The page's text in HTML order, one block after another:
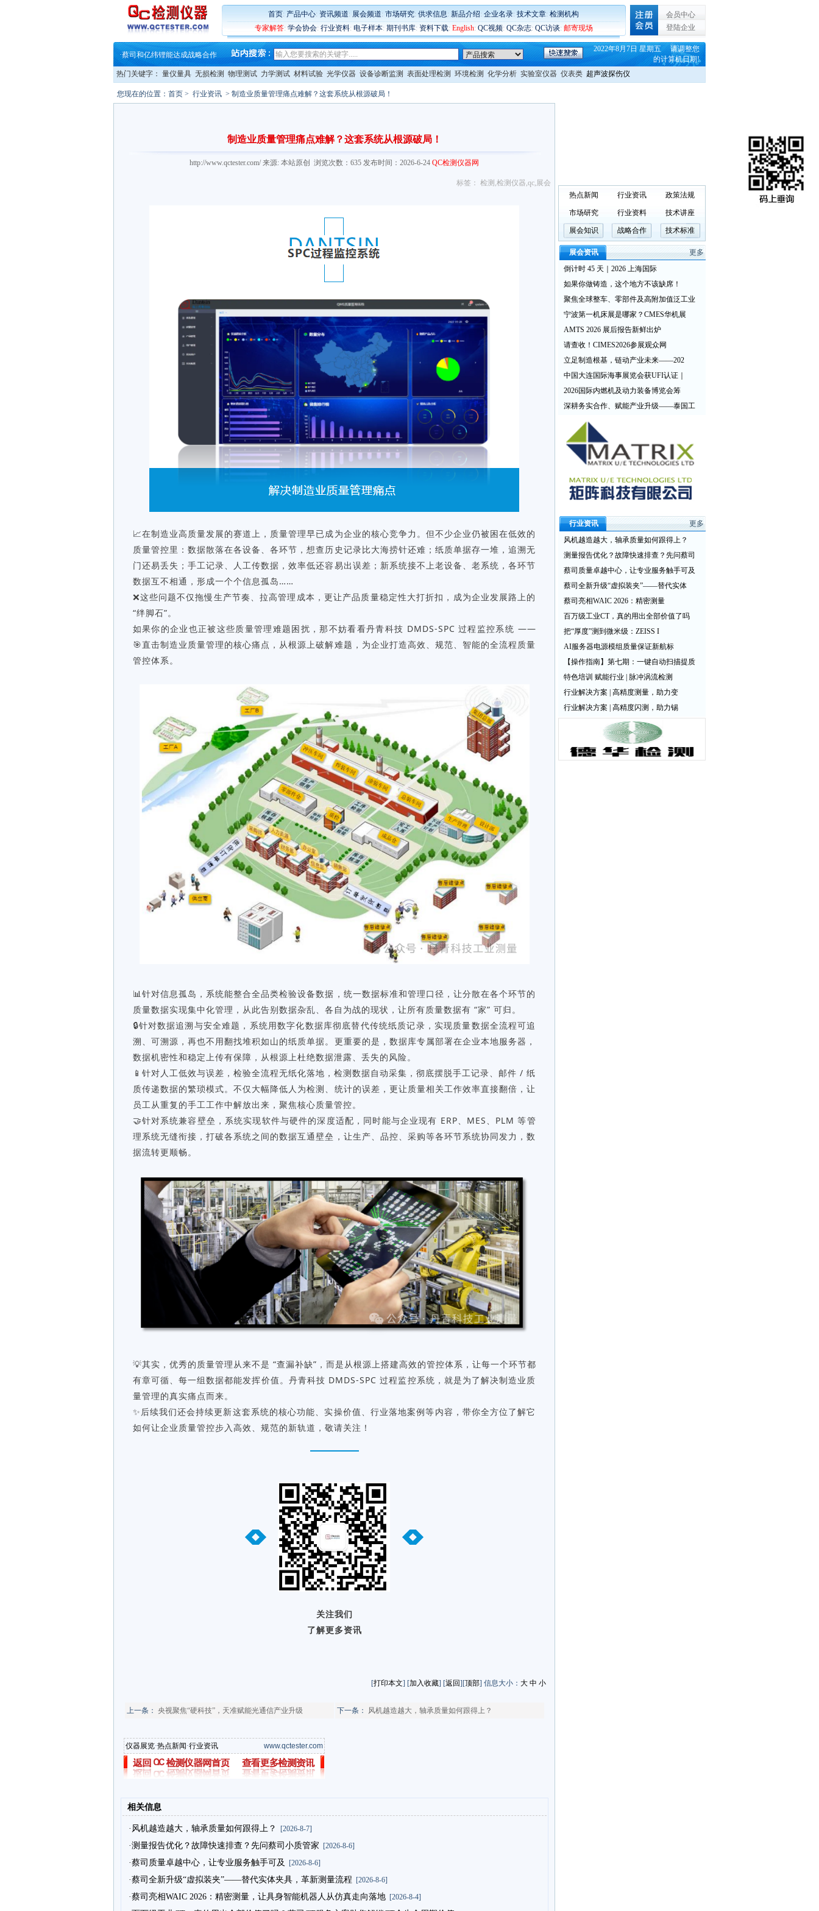
首页: 产品中心: 资讯频道: 展会频道: 市场研究: 供求信息: 新品介绍: 企业名录: 技术文章: 检测机构
专家解答: 学会协会: 行业资料: 电子样本: 期刊书库: 资料下载: English: QC视频: QC杂志: QC访谈: 邮寄现场
会员中心
登陆企业
铸就AI服务器质量动脉 – 高
铸就AI服务器质量动脉 – 高
ZEISS BOSELLO ADR 让内部缺
·蔡司和亿纬锂能达成战略合作
·大牌云集 买家升级 ——26
·蔡司软件 | 高效变形分析能
·铸就AI服务器质量动脉 – 高
· 铸就AI服务器质量动脉 – 高
·ZEISS BOSELLO ADR 让内部缺
2022年8月7日 星期五 请调整您
的计算机日期!
热门关键字： 量仪量具 无损检测 物理测试 力学测试 材料试验 光学仪器 设备诊断监测 表面处理检测 环境检测 化学分析 实验室仪器 仪表类 超声波探伤仪
您现在的位置： 首页 > 行业资讯 > 制造业质量管理痛点难解？这套系统从根源破局！
制造业质量管理痛点难解？这套系统从根源破局！
http://www.qctester.com/ 来源: 本站原创 浏览次数：635 发布时间：2026-6-24 QC检测仪器网
标签： 检测 ,检测仪器,qc,展会
📈在制造业高质量发展的赛道上，质量管理早已成为企业的核心竞争力。但不少企业仍被困在低效的
质量管控里：数据散落在各设备、各环节，想查历史记录比大海捞针还难；纸质单据存一堆，追溯无
门还易丢失；手工记录、人工传数据，效率低还容易出误差；新系统接不上老设备、老系统，各环节
数据互不相通，形成一个个信息孤岛……
❌这些问题不仅拖慢生产节奏、拉高管理成本，更让产品质量稳定性大打折扣，成为企业发展路上的
“绊脚石”。
如果你的企业也正被这些质量管理难题困扰，那不妨看看丹青科技 DMDS-SPC 过程监控系统 ——
🎯直击制造业质量管理的核心痛点，从根源上破解难题，为企业打造高效、规范、智能的全流程质量
管控体系。
📊针对信息孤岛，系统能整合全品类检验设备数据，统一数据标准和管理口径，让分散在各个环节的
质量数据实现集中化管理，从此告别数据杂乱、各自为战的现状，让所有质量数据有 “家” 可归。
🔒针对数据追溯与安全难题，系统用数字化数据库彻底替代传统纸质记录，实现质量数据全流程可追
溯、可溯源，再也不用翻找堆积如山的纸质单据。更重要的是，数据库专属部署在企业本地服务器，
数据机密性和稳定上传有保障，从根源上杜绝数据泄露、丢失的风险。
📱针对人工低效与误差，检验全流程无纸化落地，检测数据自动采集，彻底摆脱手工记录、邮件 / 纸
质传递数据的繁琐模式。不仅大幅降低人为检测、统计的误差，更让质量相关工作效率直接翻倍，让
员工从重复的手工工作中解放出来，聚焦核心质量管控。
🤝针对系统兼容壁垒，系统实现软件与硬件的深度适配，同时能与企业现有 ERP、MES、 PLM 等管
理系统无缝衔接，打破各系统之间的数据互通壁垒，让生产、品控、采购等各环节系统协同发力，数
据流转更顺畅。
💡其实，优秀的质量管理从来不是 “查漏补缺”，而是从根源上搭建高效的管控体系，让每一个环节都
有章可循、每一组数据都能发挥价值。丹青科技 DMDS-SPC 过程监控系统，就是为了解决制造业质
量管理的真实痛点而来。
✨后续我们还会持续更新这套系统的核心功能、实操价值、行业落地案例等内容，带你全方位了解它
如何让企业质量管控步入高效、规范的新轨道，敬请关注！
关注我们
了解更多资讯
[打印本文] [加入收藏] [返回][顶部] 信息大小： 大 中 小
上一条： 央视聚焦“硬科技”，天准赋能光通信产业升级 下一条： 风机越造越大，轴承质量如何跟得上？
仪器展览·热点新闻·行业资讯 www.qctester.com
相关信息
·风机越造越大，轴承质量如何跟得上？ [2026-8-7]
·测量报告优化？故障快速排查？先问蔡司小质管家 [2026-8-6]
·蔡司质量卓越中心，让专业服务触手可及 [2026-8-6]
·蔡司全新升级“虚拟装夹”——替代实体夹具，革新测量流程 [2026-8-6]
·蔡司亮相WAIC 2026：精密测量，让具身智能机器人从仿真走向落地[2026-8-4]
热点新闻 行业资讯 政策法规
市场研究 行业资料 技术讲座
展会知识 战略合作 技术标准
展会资讯
更多
倒计时 45 天｜2026 上海国际
如果你做铸造，这个地方不该缺席！
聚焦全球整车、零部件及高附加值泛工业
宁波第一机床展是哪家？CMES华机展
AMTS 2026 展后报告新鲜出炉
请查收！CIMES2026参展观众网
立足制造根基，链动产业未来——202
中国大连国际海事展览会获UFI认证｜
2026国际内燃机及动力装备博览会筹
深耕务实合作、赋能产业升级——泰国工
行业资讯
更多
风机越造越大，轴承质量如何跟得上？
测量报告优化？故障快速排查？先问蔡司
蔡司质量卓越中心，让专业服务触手可及
蔡司全新升级“虚拟装夹”——替代实体
蔡司亮相WAIC 2026：精密测量
百万级工业CT，真的用出全部价值了吗
把“厚度”测到微米级：ZEISS I
AI服务器电源模组质量保证新航标
【操作指南】第七期：一键自动扫描提质
特色培训 赋能行业 | 脉冲涡流检测
行业解决方案 | 高精度测量，助力变
行业解决方案 | 高精度闪测，助力锡